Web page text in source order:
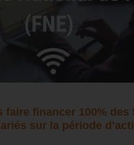
faire financer 100% des
sur la période